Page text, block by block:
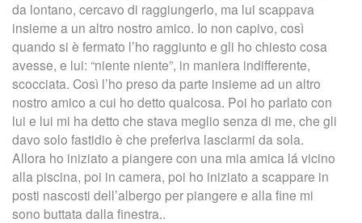
da lontano, cercavo di raggiungerlo, ma lui scappava
insieme a un altro nostro amico. Io non capivo, così
quando si è fermato l’ho raggiunto e gli ho chiesto cosa
avesse, e lui: “niente niente”, in maniera indifferente,
scocciata. Così l’ho preso da parte insieme ad un altro
nostro amico a cui ho detto qualcosa. Poi ho parlato con
lui e lui mi ha detto che stava meglio senza di me, che gli
davo solo fastidio è che preferiva lasciarmi da sola.
Allora ho iniziato a piangere con una mia amica lá vicino
alla piscina, poi in camera, poi ho iniziato a scappare in
posti nascosti dell’albergo per piangere e alla fine mi
sono buttata dalla finestra..